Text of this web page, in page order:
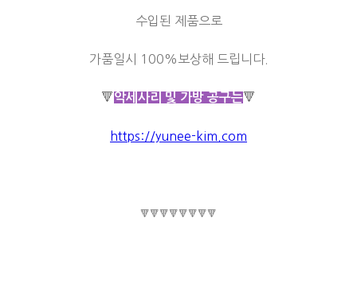
수입된 제품으로
가품일시 100%보상해 드립니다.
🔻 악세사리 및 가방 공구는🔻
https://yunee-kim.com
🔻🔻🔻🔻🔻🔻🔻🔻